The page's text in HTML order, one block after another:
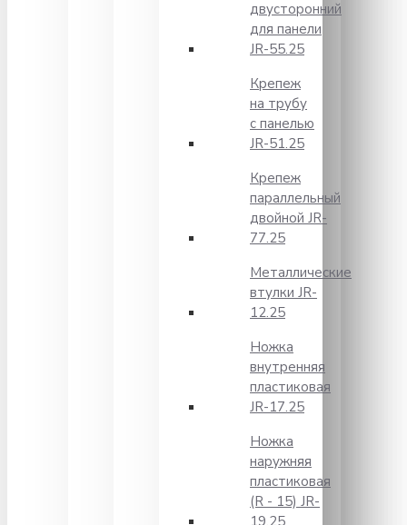
двусторонний
для панели
JR-55.25
Крепеж
на трубу
с панелью
JR-51.25
Крепеж
параллельный
двойной JR-
77.25
Металлические
втулки JR-
12.25
Ножка
внутренняя
пластиковая
JR-17.25
Ножка
наружняя
пластиковая
(R - 15) JR-
19.25